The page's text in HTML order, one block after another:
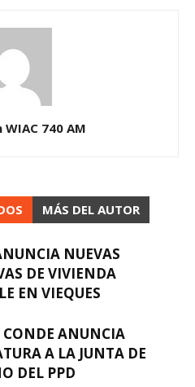
WIAC 740 AM
MÁS DEL AUTOR
NUEVAS
DE VIVIENDA
EN VIEQUES
CONDE ANUNCIA
A LA JUNTA DE
DEL PPD